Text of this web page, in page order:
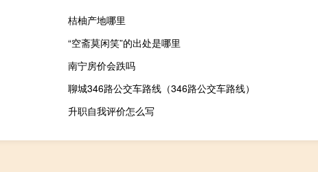
桔柚产地哪里
“空斋莫闲笑”的出处是哪里
南宁房价会跌吗
聊城346路公交车路线（346路公交车路线）
升职自我评价怎么写